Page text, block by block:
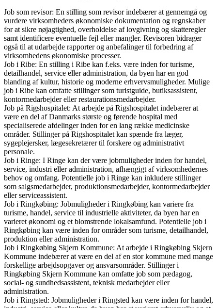
Job som revisor: En stilling som revisor indebærer at gennemgå og
vurdere virksomheders økonomiske dokumentation og regnskaber
for at sikre nøjagtighed, overholdelse af lovgivning og skatteregler
samt identificere eventuelle fejl eller mangler. Revisoren bidrager
også til at udarbejde rapporter og anbefalinger til forbedring af
virksomhedens økonomiske processer.
Job i Ribe: En stilling i Ribe kan f.eks. være inden for turisme,
detailhandel, service eller administration, da byen har en god
blanding af kultur, historie og moderne erhvervsmuligheder. Mulige
job i Ribe kan omfatte stillinger som turistguide, butiksassistent,
kontormedarbejder eller restaurationsmedarbejder.
Job på Rigshospitalet: At arbejde på Rigshospitalet indebærer at
være en del af Danmarks største og førende hospital med
specialiserede afdelinger inden for en lang række medicinske
områder. Stillinger på Rigshospitalet kan spænde fra læger,
sygeplejersker, lægesekretærer til forskere og administrativt
personale.
Job i Ringe: I Ringe kan der være jobmuligheder inden for handel,
service, industri eller administration, afhængigt af virksomhedernes
behov og omfang. Potentielle job i Ringe kan inkludere stillinger
som salgsmedarbejder, produktionsmedarbejder, kontormedarbejder
eller serviceassistent.
Job i Ringkøbing: Jobmuligheder i Ringkøbing kan variere fra
turisme, handel, service til industrielle aktiviteter, da byen har en
varieret økonomi og et blomstrende lokalsamfund. Potentielle job i
Ringkøbing kan være inden for områder som turisme, detailhandel,
produktion eller administration.
Job i Ringkøbing Skjern Kommune: At arbejde i Ringkøbing Skjern
Kommune indebærer at være en del af en stor kommune med mange
forskellige arbejdsopgaver og ansvarsområder. Stillinger i
Ringkøbing Skjern Kommune kan omfatte job som pædagog,
social- og sundhedsassistent, teknisk medarbejder eller
administration.
Job i Ringsted: Jobmuligheder i Ringsted kan være inden for handel,